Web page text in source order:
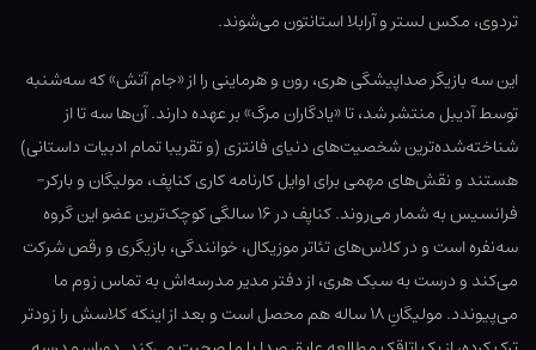
تردوی، مکس لستر و آرابلا استانتون می‌شوند.
این سه بازیگر صداپیشگی هری، رون و هرماینی را از «جام آتش» که سه‌شنبه
توسط آدیبل منتشر شد، تا «یادگاران مرگ» بر عهده دارند. آن‌ها سه تا از
شناخته‌شده‌ترین شخصیت‌های دنیای فانتزی (و تقریبا تمام ادبیات داستانی)
هستند و نقش‌های مهمی برای اوایل کارنامه کاری کناپف، مولیگان و بارکر-
فرانسیس به شمار می‌روند. کناپف در ۱۶ سالگی کوچک‌ترین عضو این گروه
سه‌نفره است و در کلاس‌های تئاتر موزیکال، خوانندگی، بازیگری و رقص شرکت
می‌کند و درست به سبک هری، از دفتر مدیر مدرسه‌اش به تماس زوم ما
می‌پیوندد. مولیگانِ ۱۸ ساله هم محصل است و بعد از اینکه کلاسش را زودتر